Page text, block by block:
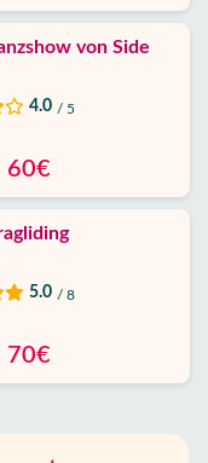
von Side
4.0 / 5
60€
5.0 / 8
70€